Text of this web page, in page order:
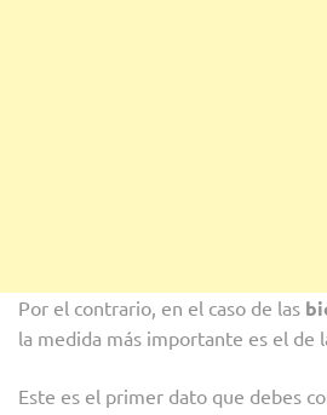
Por el contrario, en el caso de las
la medida más importante es el de
Este es el primer dato que debes